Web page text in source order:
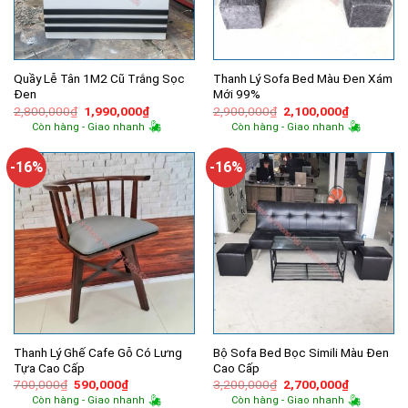
Quầy Lễ Tân 1M2 Cũ Trắng Sọc
Đen
2,800,000₫ Giá
gốc
là:
1,990,000₫Giá
hiện
tại
1,990,000₫.
Còn hàng - Giao nhanh
Thanh Lý Sofa Bed Màu Đen Xám
Mới 99%
2,900,000₫ Giá
gốc
là:
2,100,000₫Giá
hiện
tại
Còn hàng - Giao nhanh
-16%
Thanh Lý Ghế Cafe Gỗ Có Lưng
Tựa Cao Cấp
700,000₫ Giá
gốc
590,000₫Giá
hiện
Còn hàng - Giao nhanh
-16%
Bộ Sofa Bed Bọc Simili Màu Đen
Cao Cấp
3,200,000₫ Giá
gốc
2,700,000₫Giá
hiện
Còn hàng - Giao nhanh